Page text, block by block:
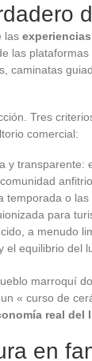
las
las
caminatas
Tres
comercial:
y transparente:
temporada o
para
a menudo
el equilibrio del
marroquí
« curso de
real del
en